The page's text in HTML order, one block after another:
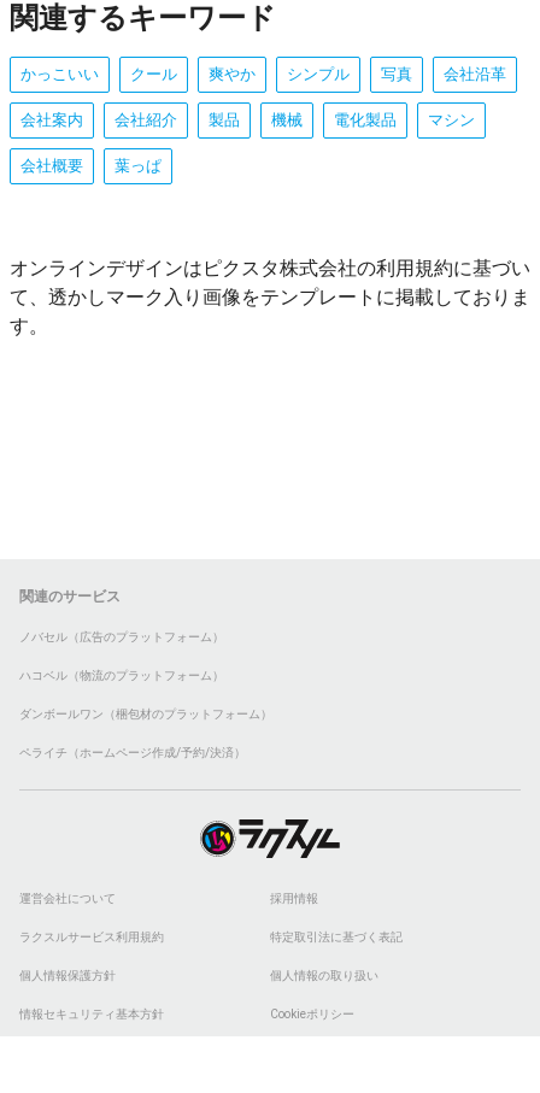
関連するキーワード
かっこいい クール 爽やか シンプル 写真 会社沿革
会社案内 会社紹介 製品 機械 電化製品 マシン
会社概要 葉っぱ
オンラインデザインはピクスタ株式会社の利用規約に基づい
て、透かしマーク入り画像をテンプレートに掲載しておりま
す。
関連のサービス
ノバセル（広告のプラットフォーム）
ハコベル（物流のプラットフォーム）
ダンボールワン（梱包材のプラットフォーム）
ペライチ（ホームページ作成/予約/決済）
運営会社について 採用情報
ラクスルサービス利用規約 特定取引法に基づく表記
個人情報保護方針 個人情報の取り扱い
情報セキュリティ基本方針 Cookieポリシー